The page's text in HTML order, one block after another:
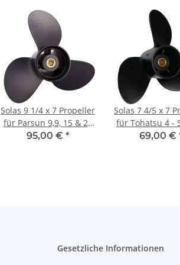
Solas 9 1/4 x 7 Propeller
für Parsun 9,9, 15 & 20
PS 3 Blatt mit 8 Zähnen
95,00 € *
Solas 7 4/5 x 7
für Tohatsu 4 -
3 Blatt69,00 €
Gesetzliche Informationen